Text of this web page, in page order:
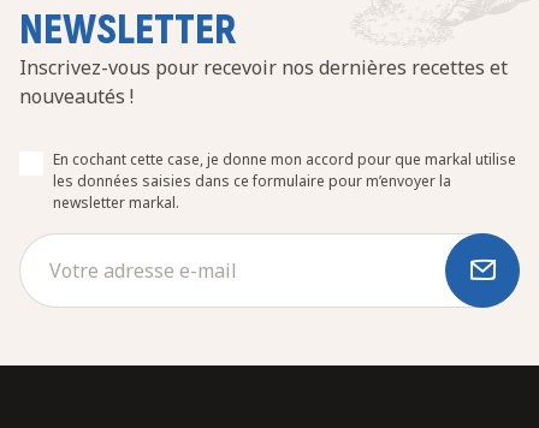
NEWSLETTER
Inscrivez-vous pour recevoir nos dernières recettes et
nouveautés !
En cochant cette case, je donne mon accord pour que markal utilise
les données saisies dans ce formulaire pour m’envoyer la
newsletter markal.